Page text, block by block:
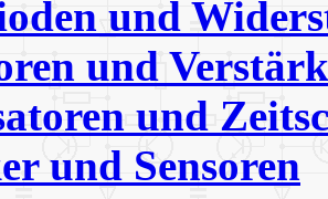
und
und
und
und Sensoren